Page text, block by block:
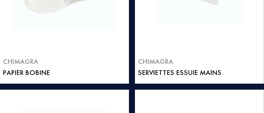
CHIMAGRA
PAPIER BOBINE
CHIMAGRA
SERVIETTES ESSUIE MAINS